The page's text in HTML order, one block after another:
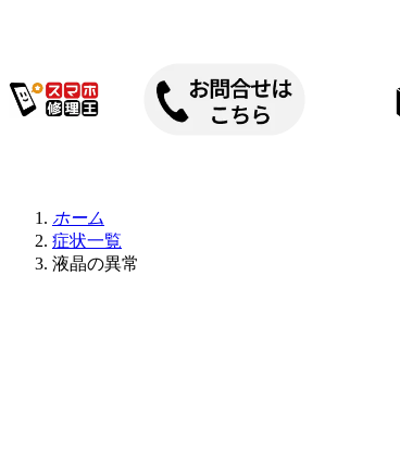
ス
キ
ホーム
症状一覧
液晶の異常